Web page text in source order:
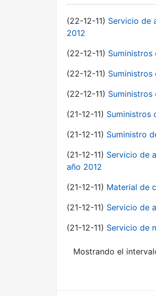
(22-12-11) Servicio de
2012
(22-12-11) Suministros
(22-12-11) Suministros
(22-12-11)
(21-12-11) Suministros
(21-12-11) Suministro
(21-12-11) Servicio de
año 2012
(21-12-11) Material de
(21-12-11) Servicio de
(21-12-11) Servicio de
Mostrando el